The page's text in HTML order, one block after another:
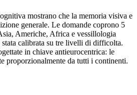
mostrano che la memoria visiva e
generale. Le domande coprono 5
Americhe, Africa e vessillologia
stata calibrata su tre livelli di difficolta.
in chiave antieurocentrica: le
proporzionalmente da tutti i continenti.